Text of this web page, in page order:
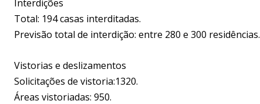
Interdições
Total: 194 casas interditadas.
Previsão total de interdição: entre 280 e 300 residências.
Vistorias e deslizamentos
Solicitações de vistoria:1320.
Áreas vistoriadas: 950.